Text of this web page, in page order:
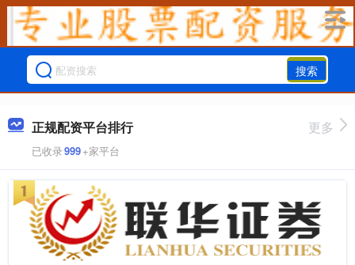
搜索
正规配资平台排行
已收录999+家平台
更多